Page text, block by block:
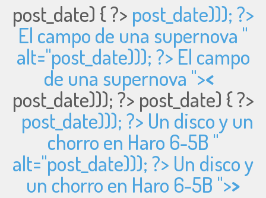
post_date) { ?> post_date))); ?>
El campo de una supernova "
alt="post_date))); ?> El campo
de una supernova "><
post_date))); ?> post_date) { ?>
post_date))); ?> Un disco y un
chorro en Haro 6-5B "
alt="post_date))); ?> Un disco y
un chorro en Haro 6-5B ">>